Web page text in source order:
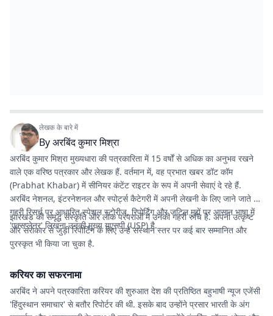
लेखक के बारे में
Byअरबिंद कुमार मिश्रा
अरबिंद कुमार मिश्रा मुख्यधारा की पत्रकारिता में 15 वर्षों से अधिक का अनुभव रखने
वाले एक वरिष्ठ पत्रकार और लेखक हैं. वर्तमान में, वह प्रभात खबर डॉट कॉम
(Prabhat Khabar) में सीनियर कंटेंट राइटर के रूप में अपनी सेवाएं दे रहे हैं.
अरबिंद नेशनल, इंटरनेशनल और स्पोर्ट्स कैटेगरी में अपनी लेखनी के लिए जाने जाते हैं.
गहरी रिसर्च पर आधारित स्पेशल स्टोरीज, रिपोर्टिंग और जटिल मुद्दों पर आसान भाषा में
'एक्सप्लेनर' लिखना उनकी मुख्य यूएसपी (USP) है.
झारखंड की समृद्ध संस्कृति और लोक परंपराओं में उनकी गहरी रुचि है. अपनी उत्कृष्ट
और सरोकार से जुड़ी रिपोर्टिंग के लिए उन्हें संस्थान स्तर पर कई बार सम्मानित और
पुरस्कृत भी किया जा चुका है.
करियर का सफरनामा
अरबिंद ने अपने पत्रकारिता करियर की शुरुआत देश की प्रतिष्ठित बहुभाषी न्यूज एजेंसी
'हिंदुस्थान समाचार' से बतौर रिपोर्टर की थी. इसके बाद उन्होंने प्रसार भारती के अंग